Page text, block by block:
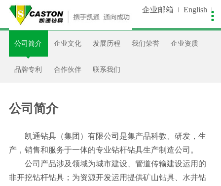

English
企业邮箱
关于我们
公司简介
企业文化
我们荣誉
企业资质
品牌专利
新闻中心
公司新闻
视频中心
生产控制
生产装备
质量控制
产品中心
非开挖类
潜孔钻类
客户案例
销售服务
在线留言
资料下载
工程指导
支持合作
资讯天下
人才招聘
人才理念
招聘职位
公司简介 企业文化 发展历程 我们荣誉 企业资质
品牌专利 合作伙伴 联系我们
公司简介
凯通钻具（集团）有限公司是集产品科教、研发，生
产，销售和服务于一体的专业钻杆钻具生产制造公司。
公司产品涉及领域为城市建设、管道传输建设运用的
非开挖钻杆钻具；为资源开发运用提供矿山钻具、水井钻